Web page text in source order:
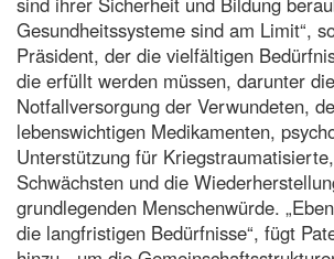
Gesundheitssysteme sind am Limit“,
Präsident, der die vielfältigen
die erfüllt werden müssen, darunter
Notfallversorgung der Verwundeten,
lebenswichtigen Medikamenten,
Unterstützung für
Schwächsten und die
grundlegenden Menschenwürde.
die langfristigen Bedürfnisse“, fügt